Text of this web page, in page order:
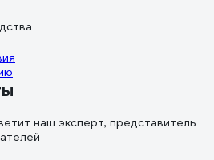
наш эксперт, представитель